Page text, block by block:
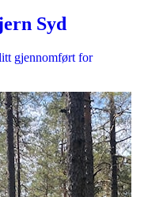
Syd
gjennomført for